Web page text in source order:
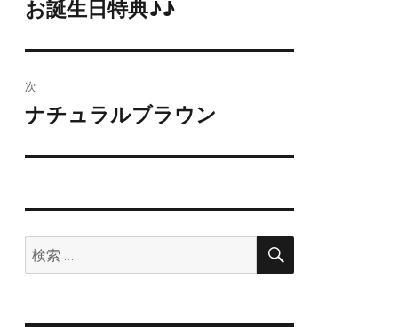
ビ
ゲ
ー
ン
前
投
稿:
お誕生日特典♪♪
次
次
投
ナチュラルブラウン
検
索:
検